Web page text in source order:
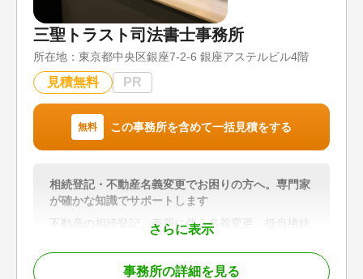
三聖トラスト司法書士事務所
所在地： 東京都中央区銀座7-2-6 銀座アステルビル4階
見積無料 PR
無料 この事務所を含めて一括見積をする
さらに表示
相続登記・不動産名義変更でお困りの方へ。専門家
が確かな知識でサポートします
不動産の相続登記、売買に伴う名義変更、抵当権抹
消登記など、不動産登記に関するお悩みに幅広く対
応しています。
事務所の詳細を見る